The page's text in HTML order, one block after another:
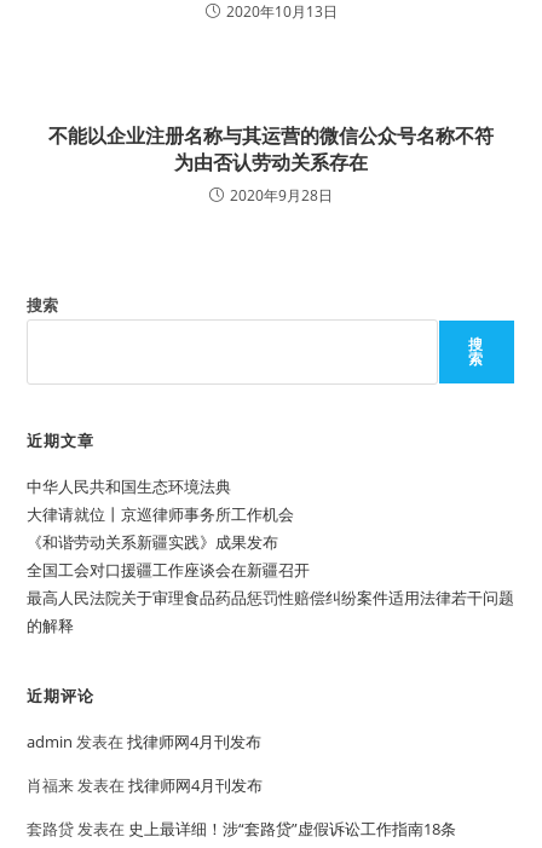
2020年10月13日
不能以企业注册名称与其运营的微信公众号名称不符
为由否认劳动关系存在
2020年9月28日
搜索
搜
索
近期文章
中华人民共和国生态环境法典
大律请就位丨京巡律师事务所工作机会
《和谐劳动关系新疆实践》成果发布
全国工会对口援疆工作座谈会在新疆召开
最高人民法院关于审理食品药品惩罚性赔偿纠纷案件适用法律若干问题
的解释
近期评论
admin 发表在找律师网4月刊发布
肖福来发表在找律师网4月刊发布
套路贷发表在 史上最详细！涉“套路贷”虚假诉讼工作指南18条